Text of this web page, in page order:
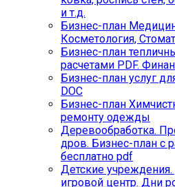
и т.д.
Бизнес-план
Косметология,
Бизнес-план
расчетами PDF.
Бизнес-план услуг
DOC
Бизнес-план
ремонту одежды
Деревообработка.
дров. Бизнес-план с
бесплатно pdf
Детские
игровой центр. Дни